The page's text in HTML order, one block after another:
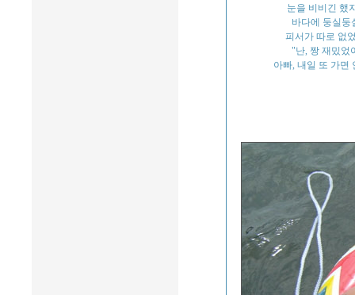
눈을 비비긴 했
바다에 둥실둥
피서가 따로 없
"난, 짱 재밌었
아빠, 내일 또 가면